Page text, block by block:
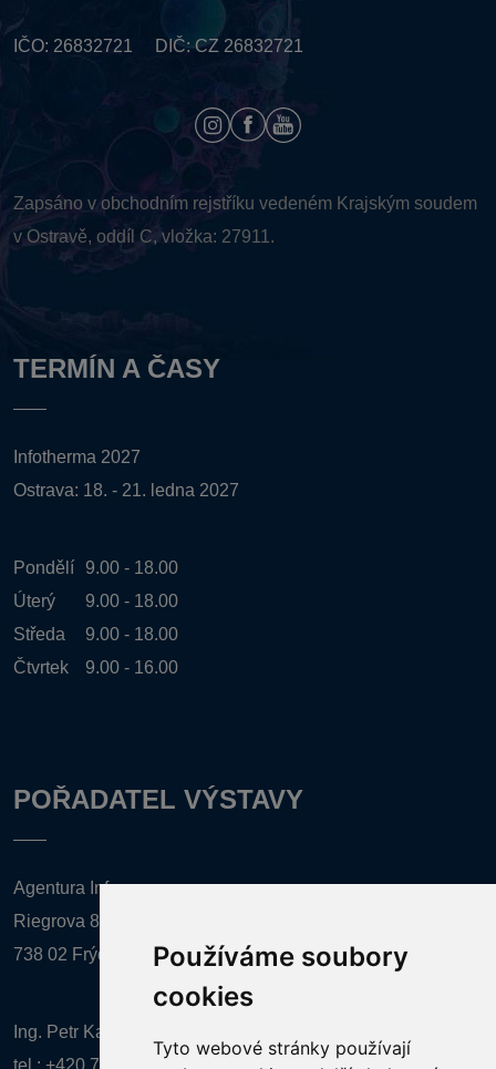
Používáme soubory
cookies
Tyto webové stránky používají
IČO: 26832721 DIČ: CZ 26832721
Zapsáno v obchodním rejstříku vedeném Krajským soudem
v Ostravě, oddíl C, vložka: 27911.
TERMÍN A ČASY
Infotherma 2027
Ostrava: 18. - 21. ledna 2027
Pondělí
9.00 - 18.00
Úterý
9.00 - 18.00
Středa
9.00 - 18.00
Čtvrtek
9.00 - 16.00
POŘADATEL VÝSTAVY
Agentura Inforpres, s.r.o.
Riegrova 857
738 02 Frýdek-Místek
Ing. Petr Kalenda,
tel.: +420 777 080 867 (EN comunication)